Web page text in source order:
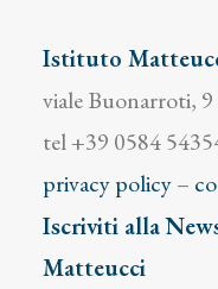
Istituto
viale Buonarroti,
tel +39 0584
privacy policy–
Iscriviti alla
Matteucci